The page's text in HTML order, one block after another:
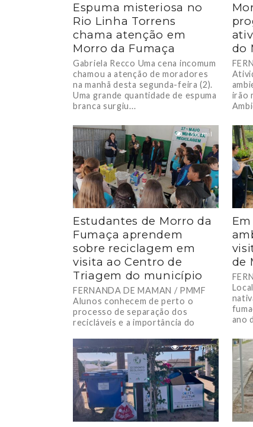
Espuma misteriosa no
Rio Linha Torrens
chama atenção em
Morro da Fumaça
Gabriela Recco Uma cena incomum
chamou a atenção de moradores
na manhã desta segunda-feira (2).
Uma grande quantidade de espuma
branca surgiu...
do
irão
13.6 mil
Estudantes de Morro da
Fumaça aprendem
sobre reciclagem em
visita ao Centro de
Triagem do município
FERNANDA DE MAMAN / PMMF
Alunos conhecem de perto o
processo de separação dos
recicláveis e a importância do
de
ano
22.4 mil